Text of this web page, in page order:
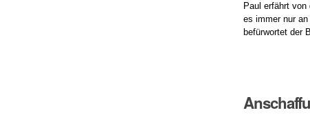
Paul erfährt
es immer nur
befürwortet der